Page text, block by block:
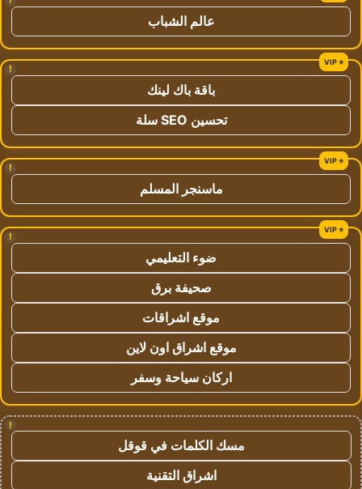
عالم الشباب
!
باقة باك لينك
تحسين SEO سلة
!
ماسنجر المسلم
!
ضوء التعليمي
صحيفة برق
موقع اشراقات
موقع اشراق اون لاين
اركان سياحة وسفر
!
مسك الكلمات في قوقل
اشراق التقنية